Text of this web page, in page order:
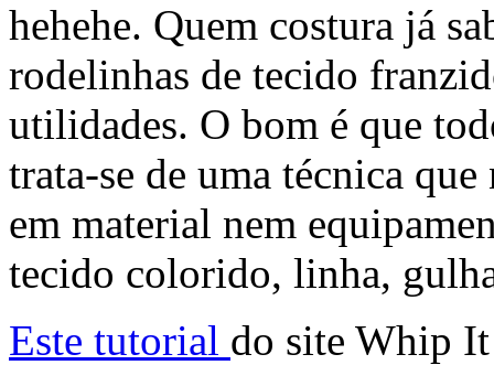
hehehe. Quem costura já
rodelinhas de tecido
utilidades. O bom é que
trata-se de uma técnica
em material nem
tecido colorido, linha,
Este tutorial do site Whip